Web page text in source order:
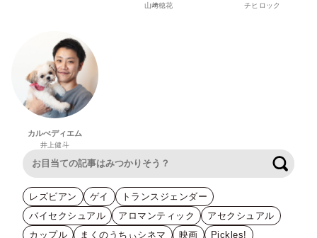
山﨑穂花 チヒロック
カルぺディエム
井上健斗
レズビアン ゲイ
トランスジェンダー
バイセクシュアル
アロマンティック
アセクシュアル
カップル
まくのうちぃシネマ 映画
Pickles!